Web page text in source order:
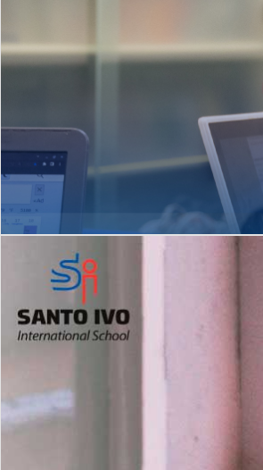
Matrículas Abertas 2026
igh
Dupla
2º AO 5º ANO
Com imersão
Finais